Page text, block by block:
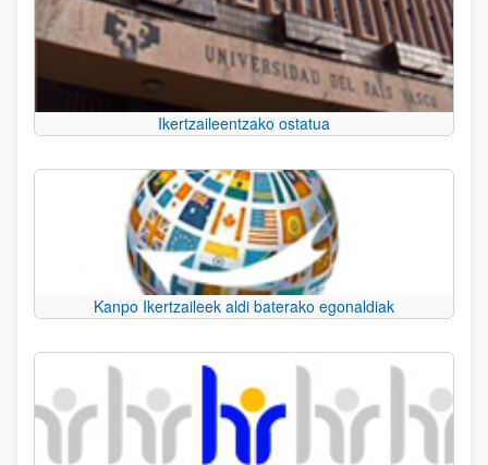
Ikertzaileentzako ostatua
Kanpo Ikertzaileek aldi baterako egonaldiak